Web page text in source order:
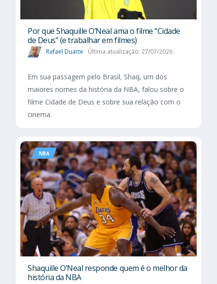
Por que Shaquille O’Neal ama o filme “Cidade
de Deus” (e trabalhar em filmes)
Rafael Duarte Última atualização: 27/07/2026
Em sua passagem pelo Brasil, Shaq, um dos
maiores nomes da história da NBA, falou sobre o
filme Cidade de Deus e sobre sua relação com o
cinema.
NBA
Shaquille O’Neal responde quem é o melhor da
história da NBA